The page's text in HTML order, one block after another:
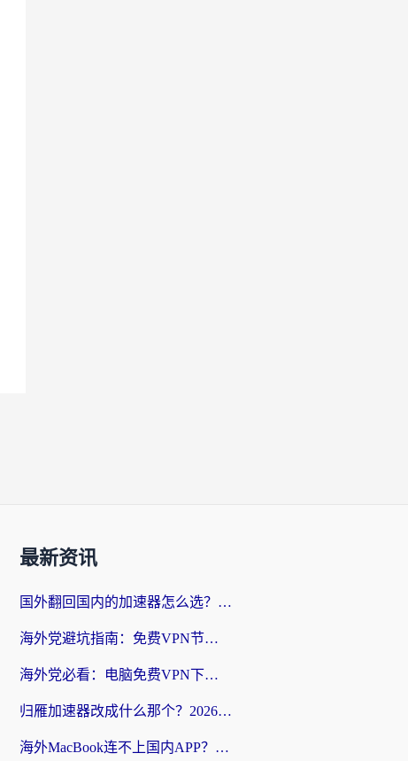
最新资讯
国外翻回国内的加速器怎么选？海外党亲测实用指南，告别地域限制
海外党避坑指南：免费VPN节点真的靠谱吗？教你选对回国加速器无缝访问国内资源
海外党必看：电脑免费VPN下载指南+回国加速器选择全攻略，告别地区限制
归雁加速器改成什么那个？2026海外党回国加速全攻略：告别地区限制，轻松刷剧玩游戏
海外MacBook连不上国内APP？选对回国VPN，告别地区限制的烦恼